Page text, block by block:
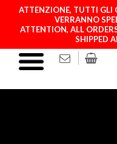
ATTENZIONE, TUTTI GLI
VERRANNO
ATTENTION, ALL
SHIPPED